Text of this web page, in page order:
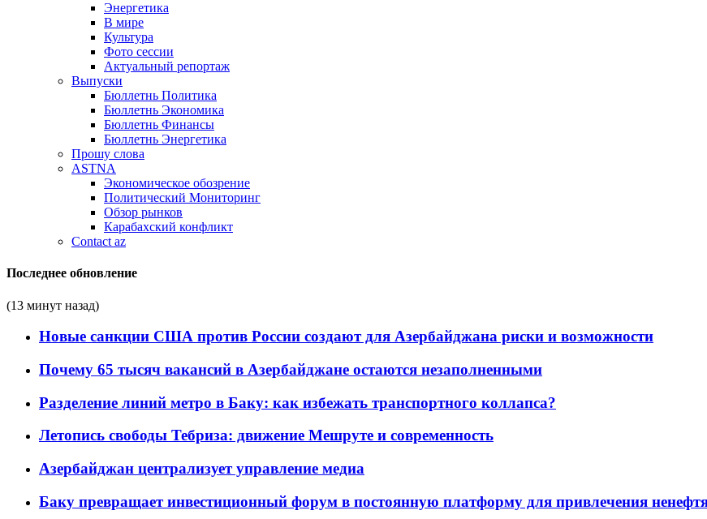
Энергетика
В мире
Культура
Фото сессии
Актуальный репортаж
Выпуски
Бюллетнь Политика
Бюллетнь Экономика
Бюллетнь Финансы
Бюллетнь Энергетика
Прошу слова
ASTNA
Экономическое обозрение
Политический Мониторинг
Обзор рынков
Карабахский конфликт
Contact az
Последнее обновление
(13 минут назад)
Новые санкции США против России создают для Азербайджана риски и возможности
Почему 65 тысяч вакансий в Азербайджане остаются незаполненными
Разделение линий метро в Баку: как избежать транспортного коллапса?
Летопись свободы Тебриза: движение Мешруте и современность
Азербайджан централизует управление медиа
Баку превращает инвестиционный форум в постоянную платформу для привлечения